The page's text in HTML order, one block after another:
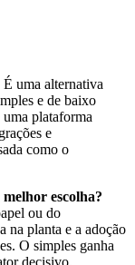
É uma alternativa
e de baixo
plataforma
e
como o
escolha?
ou do
na planta e a adoção
O simples ganha